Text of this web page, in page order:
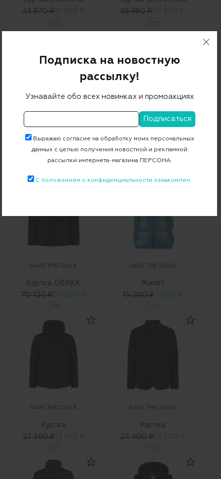
43 970 ₽21 985 ₽
-50%
55 960 ₽27 980 ₽
-50%
Куртка DESMOND
33 830 ₽16 915 ₽
SAVE THE DUCK
Куртка DESMOND
33 830 ₽16 915 ₽
SAVE THE DUCK
Куртка DEREK
70 120 ₽35 060 ₽
-50%
SAVE THE DUCK
Жилет
15 200 ₽ 7 600 ₽
-50%
SAVE THE DUCK
Куртка
27 350 ₽13 675 ₽
-50%
SAVE THE DUCK
Куртка
27 400 ₽13 700 ₽
-50%
Подписка на новостную
рассылку!
Узнавайте обо всех новинках и промоакциях
Выражаю согласие на обработку моих персональных
данных с целью получения новостной и рекламной
рассылки интернета-магазина ПЕРСОНА.
С положением о конфиденциальности ознакомлен.